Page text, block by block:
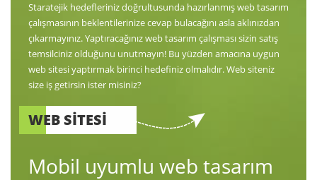
Staratejik hedefleriniz doğrultusunda hazırlanmış web tasarım
çalışmasının beklentilerinize cevap bulacağını asla aklınızdan
çıkarmayınız. Yaptıracağınız web tasarım çalışması sizin satış
temsilciniz olduğunu unutmayın! Bu yüzden amacına uygun
web sitesi yaptırmak birinci hedefiniz olmalıdır. Web siteniz
size iş getirsin ister misiniz?
WEB SİTESİ
Mobil uyumlu web tasarım